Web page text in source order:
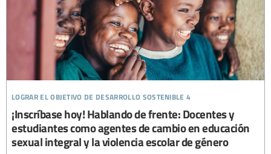
lograr el objetivo de desarrollo sostenible 4
¡Inscríbase hoy! Hablando de frente: Docentes y
estudiantes como agentes de cambio en educación
sexual integral y la violencia escolar de género